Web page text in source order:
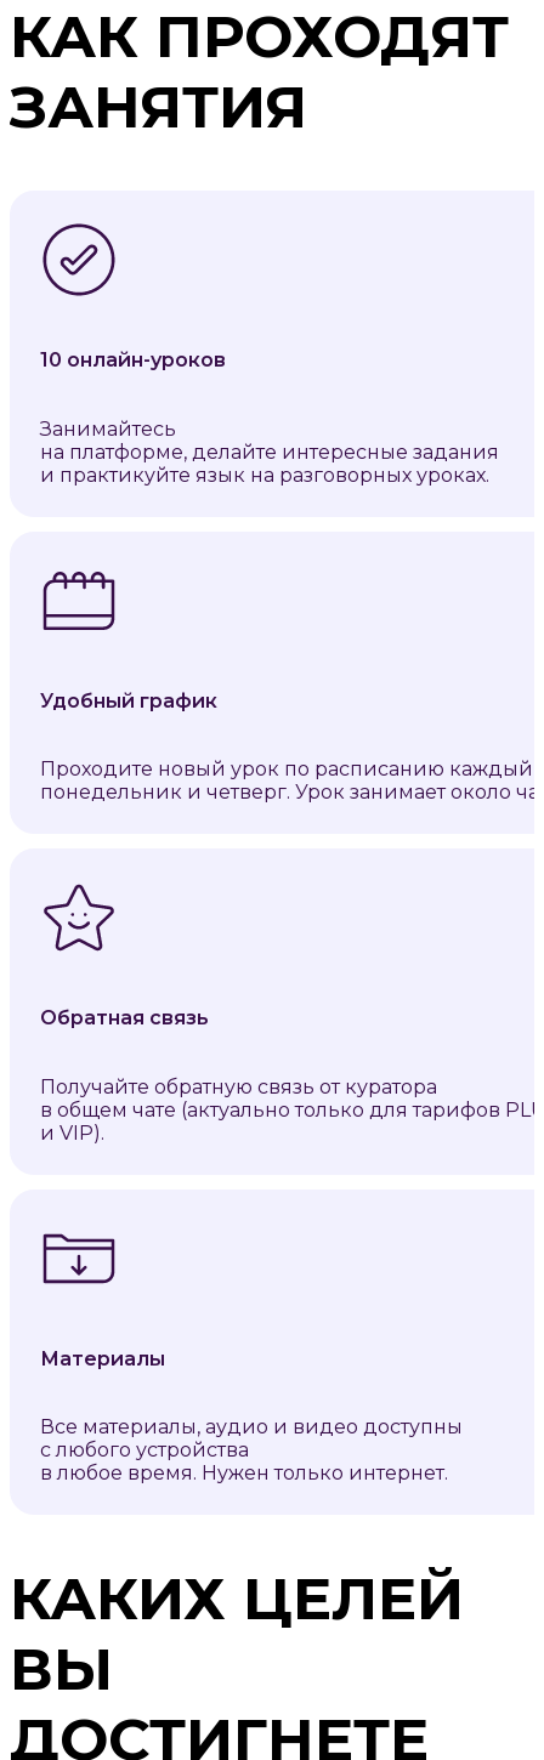
КАК ПРОХОДЯТ
ЗАНЯТИЯ
10 онлайн-уроков
Занимайтесь
на платформе, делайте интересные задания
и практикуйте язык на разговорных уроках.
Удобный график
Проходите новый урок по расписанию каждый
понедельник и четверг. Урок занимает около
Обратная связь
Получайте обратную связь от куратора
в общем чате (актуально только для тарифов
и VIP).
Материалы
Все материалы, аудио и видео доступны
с любого устройства
в любое время. Нужен только интернет.
КАКИХ ЦЕЛЕЙ
ВЫ
ДОСТИГНЕТЕ